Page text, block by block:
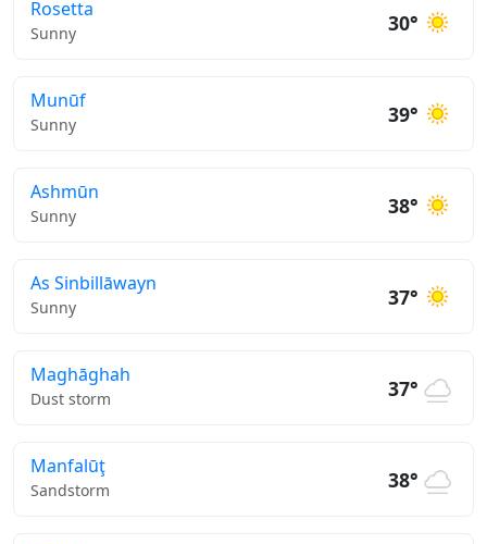
Rosetta
Sunny 30°
Munūf
Sunny 39°
Ashmūn
Sunny 38°
As Sinbillāwayn
Sunny 37°
Maghāghah
Dust storm 37°
Manfalūţ
Sandstorm 38°